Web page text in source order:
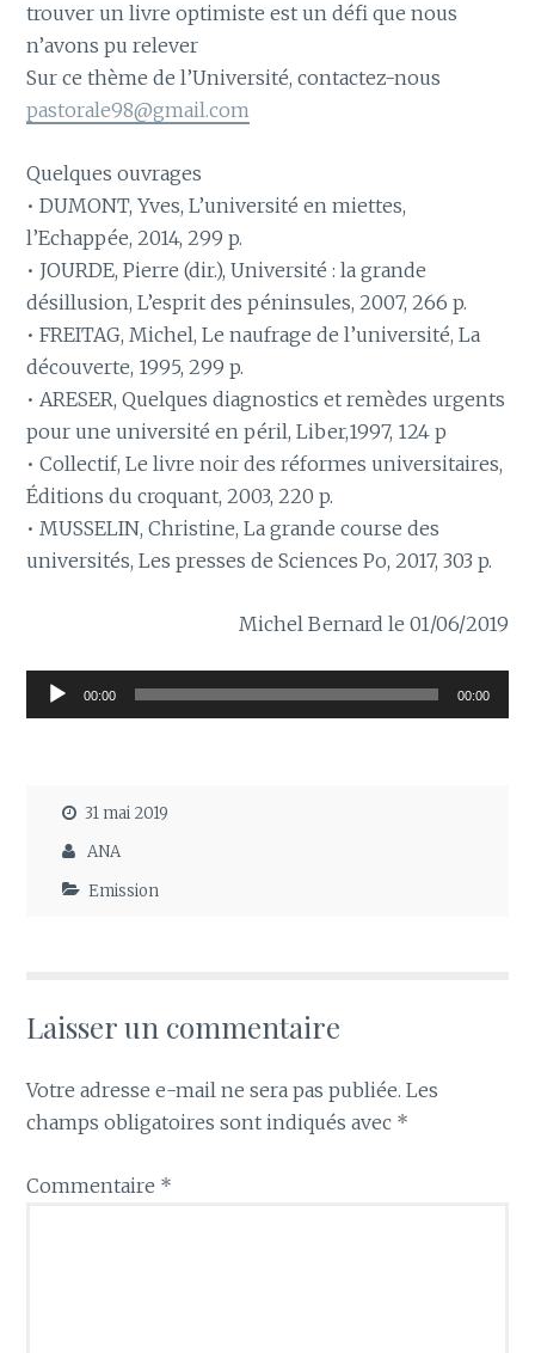
trouver un livre optimiste est un défi que nous
n’avons pu relever
Sur ce thème de l’Université, contactez-nous
pastorale98@gmail.com
Quelques ouvrages
• DUMONT, Yves, L’université en miettes,
l’Echappée, 2014, 299 p.
• JOURDE, Pierre (dir.), Université : la grande
désillusion, L’esprit des péninsules, 2007, 266 p.
• FREITAG, Michel, Le naufrage de l’université, La
découverte, 1995, 299 p.
• ARESER, Quelques diagnostics et remèdes urgents
pour une université en péril, Liber,1997, 124 p
• Collectif, Le livre noir des réformes universitaires,
Éditions du croquant, 2003, 220 p.
• MUSSELIN, Christine, La grande course des
universités, Les presses de Sciences Po, 2017, 303 p.
Michel Bernard le 01/06/2019
Lecteur
audio
00:00 00:00
31 mai 2019
ANA
Emission
Laisser un commentaire
Votre adresse e-mail ne sera pas publiée. Les
champs obligatoires sont indiqués avec *
Commentaire *